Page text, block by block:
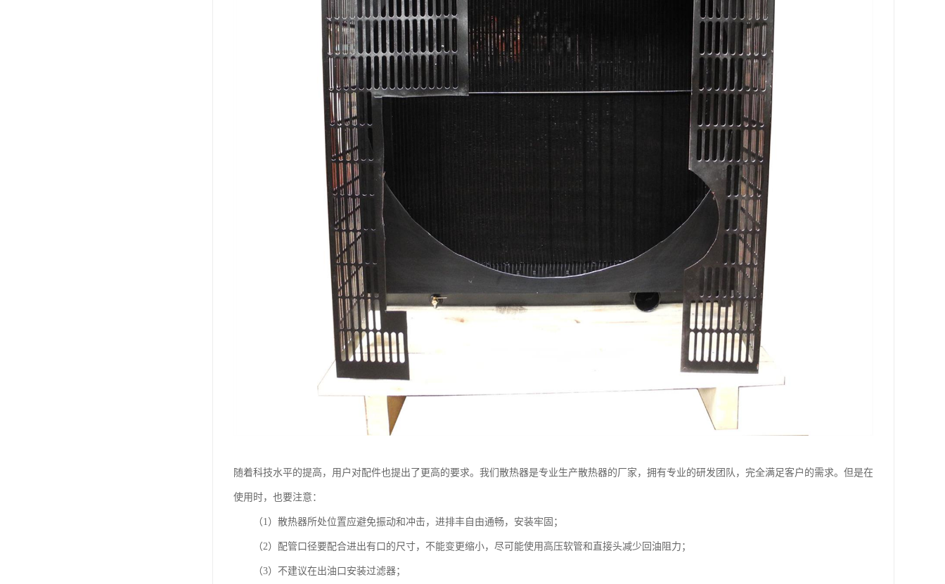
随着科技水平的提高，用户对配件也提出了更高的要求。我们散热器是专业生产散热器的厂家，拥有专业的研发团队，完全满足客户的需求。但是在
使用时，也要注意：
（1）散热器所处位置应避免振动和冲击，进排丰自由通畅，安装牢固；
（2）配管口径要配合进出有口的尺寸，不能变更缩小，尽可能使用高压软管和直接头减少回油阻力；
（3）不建议在出油口安装过滤器；